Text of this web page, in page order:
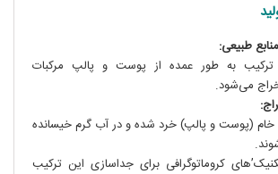
طبیعی:
ترکیب به طور عمده از پوست و پالپ مرکبات
می‌شود.
خام (پوست و پالپ) خرد شده و در آب گرم خیسانده
کروماتوگرافی برای جداسازی این ترکیب